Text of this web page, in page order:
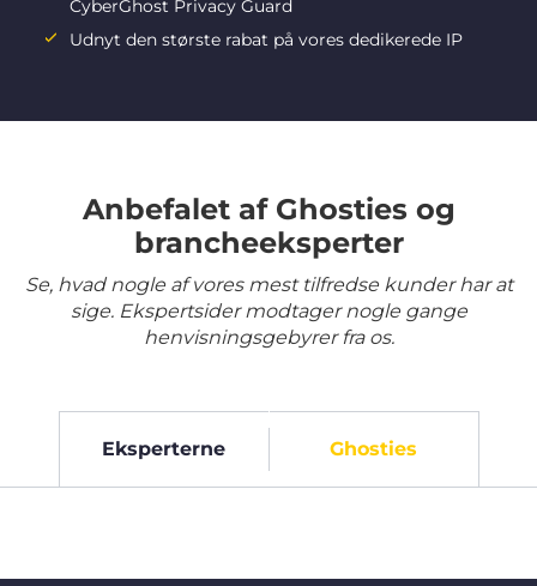
CyberGhost Privacy Guard
Udnyt den største rabat på vores dedikerede IP
Anbefalet af Ghosties og
brancheeksperter
Se, hvad nogle af vores mest tilfredse kunder har at
sige. Ekspertsider modtager nogle gange
henvisningsgebyrer fra os.
Eksperterne Ghosties